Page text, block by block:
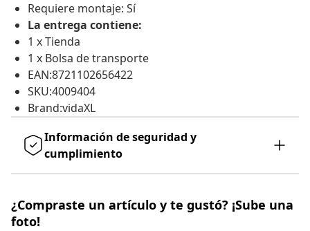
Requiere montaje: Sí
La entrega contiene:
1 x Tienda
1 x Bolsa de transporte
EAN:8721102656422
SKU:4009404
Brand:vidaXL
Información de seguridad y
cumplimiento
¿Compraste un artículo y te gustó? ¡Sube una
foto!